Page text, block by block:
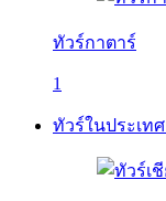
ทัวร์กาตาร์
1
ทัวร์ในประเทศ